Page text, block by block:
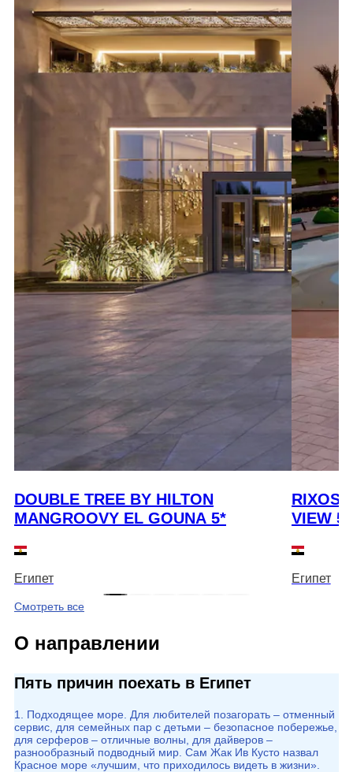
DOUBLE TREE BY HILTON
MANGROOVY EL GOUNA 5*
Египет
RIXOS
VIEW 5*
Египет
Смотреть все
О направлении
Пять причин поехать в Египет
1. Подходящее море. Для любителей позагорать – отменный
сервис, для семейных пар с детьми – безопасное побережье,
для серферов – отличные волны, для дайверов –
разнообразный подводный мир. Сам Жак Ив Кусто назвал
Красное море «лучшим, что приходилось видеть в жизни».